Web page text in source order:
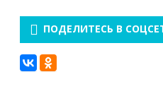
ПОДЕЛИТЕСЬ В